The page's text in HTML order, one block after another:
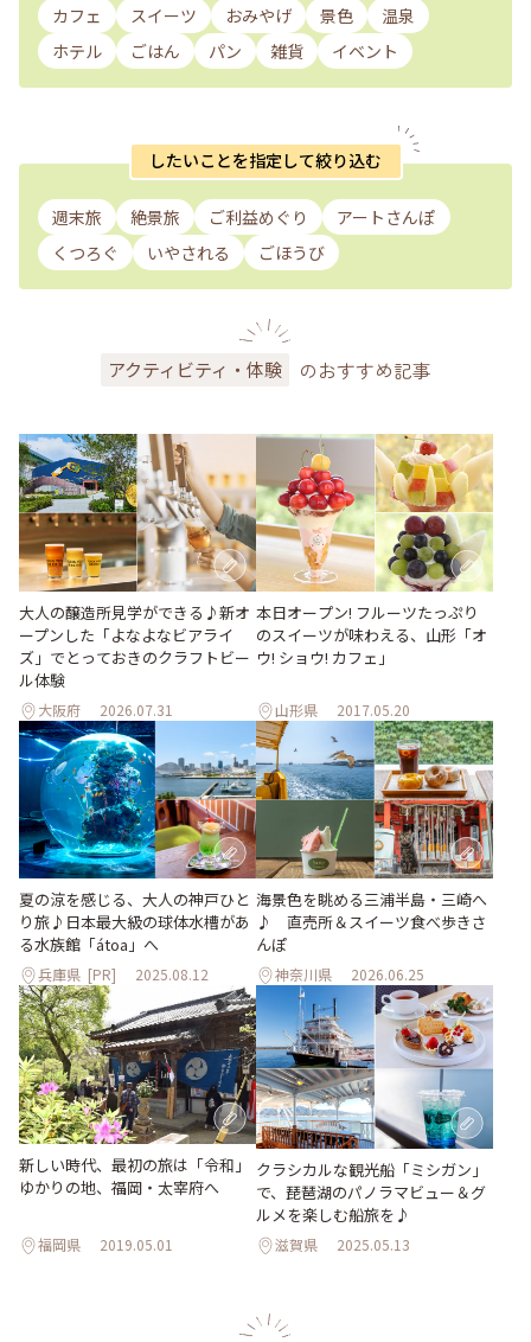
カフェ スイーツ おみやげ 景色
温泉
ホテル
ごはん パン 雑貨 イベント
したいことを指定して絞り込む
週末旅 絶景旅 ご利益めぐり
アートさんぽ
くつろぐ
いやされる ごほうび
アクティビティ・体験 のおすすめ記事
大人の醸造所見学ができる♪新オ
ープンした「よなよなビアライ
ズ」でとっておきのクラフトビー
ル体験
大阪府 2026.07.31
本日オープン! フルーツたっぷり
のスイーツが味わえる、山形「オ
ウ! ショウ! カフェ」
山形県 2017.05.20
夏の涼を感じる、大人の神戸ひと
り旅♪日本最大級の球体水槽があ
る水族館「átoa」へ
兵庫県 [PR] 2025.08.12
海景色を眺める三浦半島・三崎へ
♪ 直売所＆スイーツ食べ歩きさ
んぽ
神奈川県 2026.06.25
新しい時代、最初の旅は「令和」
ゆかりの地、福岡・太宰府へ
福岡県 2019.05.01
クラシカルな観光船「ミシガン」
で、琵琶湖のパノラマビュー＆グ
ルメを楽しむ船旅を♪
滋賀県 2025.05.13